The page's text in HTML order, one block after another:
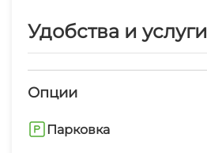
Удобства и услуги
Опции
Парковка